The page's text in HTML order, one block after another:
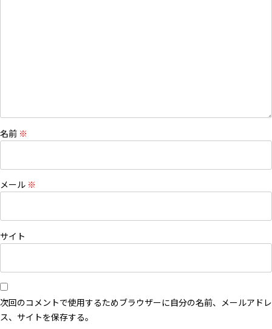
名前 ※
メール ※
サイト
次回のコメントで使用するためブラウザーに自分の名前、メールアドレ
ス、サイトを保存する。